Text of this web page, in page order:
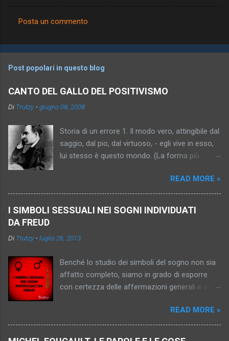
o
e
n
i
Posta un commento
Post popolari in questo blog
CANTO DEL GALLO DEL POSITIVISMO
Di Trutzy -giugno 08, 2008
Storia di un errore 1. Il modo vero, attingibile dal
saggio, dal pio, dal virtuoso, - egli vive in esso,
lui stesso è questo mondo. (La forma più
semplice, persuasiva. Trascrizione della tesi “Io,
Platone, sono , la verità”). 2. Il mondo vero, per il
più sottile, più capziosa, più inafferrabile –
inattingibile, indimostrabile, impromettibile, ma
già in quanto pensato una consolazione, un
obbligo, un imperativo. (In fondo l’antico sole,
sublimata,pallida, nordica, königsbergica). 4. Il
mondo vero – inattingibile? Comunque non
READ MORE »
I SIMBOLI SESSUALI NEI SOGNI INDIVIDUATI
DA FREUD
Di Trutzy -luglio 26, 2013
Benché lo studio dei simboli del sogno non sia
affatto completo, siamo in grado di esporre
con certezza delle affermazioni generali e delle
simboli che hanno un significato unico quasi
universalmente: così l'imperatore o l'imperatrice
READ MORE »